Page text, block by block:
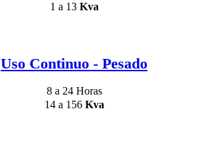
1 a 13 Kva
Uso Continuo - Pesado
8 a 24 Horas
14 a 156 Kva